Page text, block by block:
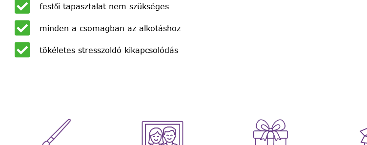
festői tapasztalat nem szükséges
minden a csomagban az alkotáshoz
tökéletes stresszoldó kikapcsolódás